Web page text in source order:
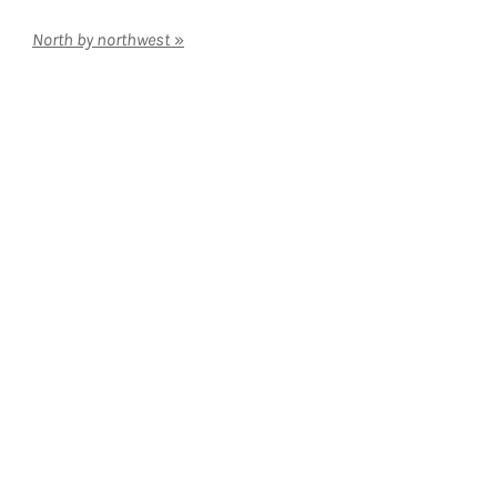
North by northwest »